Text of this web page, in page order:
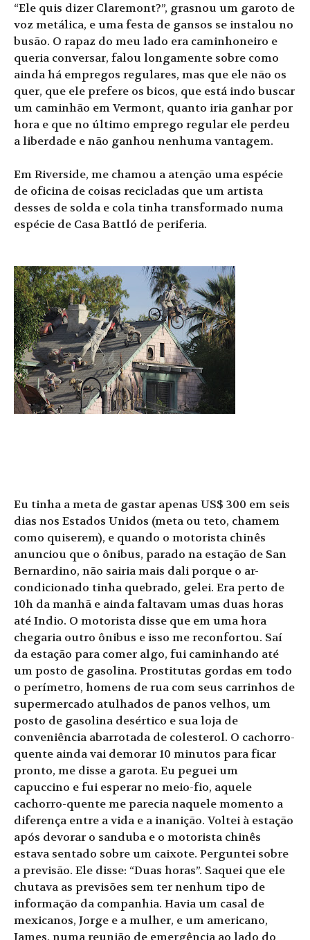
“Ele quis dizer Claremont?”, grasnou um garoto de
voz metálica, e uma festa de gansos se instalou no
busão. O rapaz do meu lado era caminhoneiro e
queria conversar, falou longamente sobre como
ainda há empregos regulares, mas que ele não os
quer, que ele prefere os bicos, que está indo buscar
um caminhão em Vermont, quanto iria ganhar por
hora e que no último emprego regular ele perdeu
a liberdade e não ganhou nenhuma vantagem.
Em Riverside, me chamou a atenção uma espécie
de oficina de coisas recicladas que um artista
desses de solda e cola tinha transformado numa
espécie de Casa Battló de periferia.
Eu tinha a meta de gastar apenas US$ 300 em seis
dias nos Estados Unidos (meta ou teto, chamem
como quiserem), e quando o motorista chinês
anunciou que o ônibus, parado na estação de San
Bernardino, não sairia mais dali porque o ar-
condicionado tinha quebrado, gelei. Era perto de
10h da manhã e ainda faltavam umas duas horas
até Indio. O motorista disse que em uma hora
chegaria outro ônibus e isso me reconfortou. Saí
da estação para comer algo, fui caminhando até
um posto de gasolina. Prostitutas gordas em todo
o perímetro, homens de rua com seus carrinhos de
supermercado atulhados de panos velhos, um
posto de gasolina desértico e sua loja de
conveniência abarrotada de colesterol. O cachorro-
quente ainda vai demorar 10 minutos para ficar
pronto, me disse a garota. Eu peguei um
capuccino e fui esperar no meio-fio, aquele
cachorro-quente me parecia naquele momento a
diferença entre a vida e a inanição. Voltei à estação
após devorar o sanduba e o motorista chinês
estava sentado sobre um caixote. Perguntei sobre
a previsão. Ele disse: “Duas horas”. Saquei que ele
chutava as previsões sem ter nenhum tipo de
informação da companhia. Havia um casal de
mexicanos, Jorge e a mulher, e um americano,
James, numa reunião de emergência ao lado do